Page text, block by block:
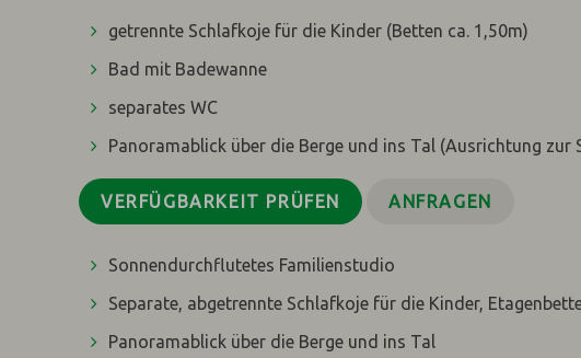
getrennte Schlafkoje für die Kinder (Betten ca. 1,50m)
Bad mit Badewanne
separates WC
Panoramablick über die Berge und ins Tal (Ausrichtung zur
VERFÜGBARKEIT PRÜFEN ANFRAGEN
Sonnendurchflutetes Familienstudio
Separate, abgetrennte Schlafkoje für die Kinder,
Panoramablick über die Berge und ins Tal